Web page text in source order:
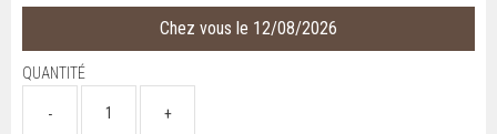
Chez vous le 12/08/2026
QUANTITÉ